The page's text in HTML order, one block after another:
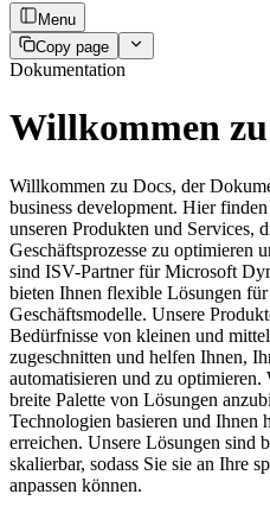
Menu
Copy page
Dokumentation
Willkommen zu
Willkommen zu Docs, der
business development. Hier
unseren Produkten und Services,
Geschäftsprozesse zu optimieren
sind ISV-Partner für Microsoft
bieten Ihnen flexible Lösungen
Geschäftsmodelle. Unsere
Bedürfnisse von kleinen und
zugeschnitten und helfen Ihnen,
automatisieren und zu
breite Palette von Lösungen
Technologien basieren und Ihnen
erreichen. Unsere Lösungen sind
skalierbar, sodass Sie sie an Ihre
anpassen können.